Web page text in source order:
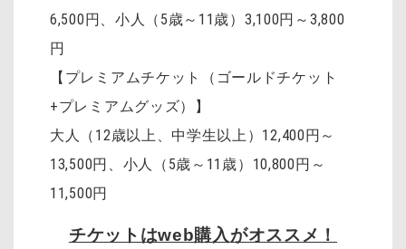
6,500円、小人（5歳～11歳）3,100円～3,800
円
【プレミアムチケット（ゴールドチケット
+プレミアムグッズ）】
大人（12歳以上、中学生以上）12,400円～
13,500円、小人（5歳～11歳）10,800円～
11,500円
チケットはweb購入がオススメ！